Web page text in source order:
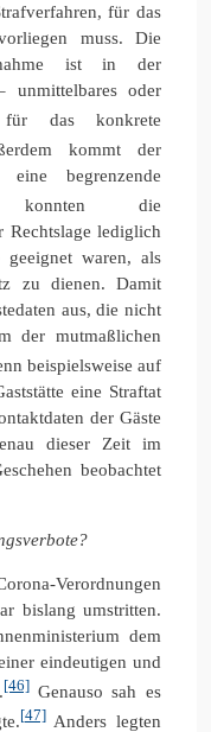
für das
muss. Die
ist in der
unmittelbares oder
das konkrete
kommt der
eine begrenzende
die
Rechtslage lediglich
geeignet waren, als
zu dienen. Damit
aus, die nicht
der mutmaßlichen
beispielsweise auf
eine Straftat
der Gäste
dieser Zeit im
beobachtet
Verordnungen
bislang umstritten.
dem
eindeutigen und
[46] Genauso sah es
[47] Anders legten